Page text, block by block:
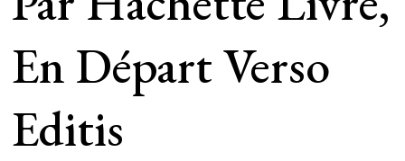
En Départ Verso
Editis